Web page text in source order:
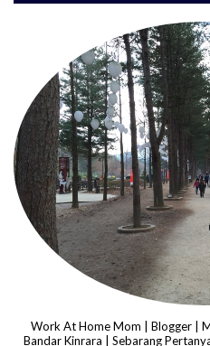
Work At Home Mom | Blogger |
Bandar Kinrara | Sebarang